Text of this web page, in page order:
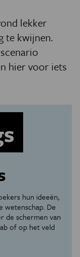
lekker
te kwijnen.
hier voor iets
hun ideeën,
wetenschap. De
de schermen van
of op het veld